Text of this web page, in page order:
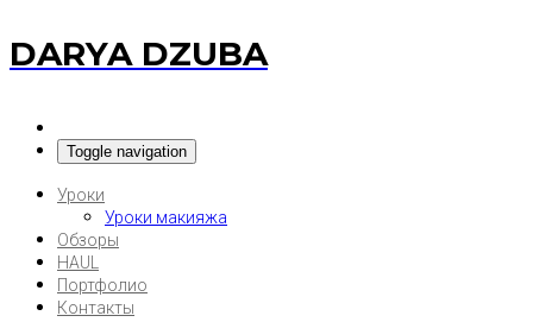
DARYA DZUBA
Toggle navigation
Уроки
Уроки макияжа
Обзоры
HAUL
Портфолио
Контакты